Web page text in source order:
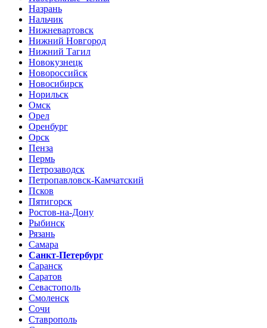
Назрань
Нальчик
Нижневартовск
Нижний Новгород
Нижний Тагил
Новокузнецк
Новороссийск
Новосибирск
Норильск
Омск
Орел
Оренбург
Орск
Пенза
Пермь
Петрозаводск
Петропавловск-Камчатский
Псков
Пятигорск
Ростов-на-Дону
Рыбинск
Рязань
Самара
Санкт-Петербург
Саранск
Саратов
Севастополь
Смоленск
Сочи
Ставрополь